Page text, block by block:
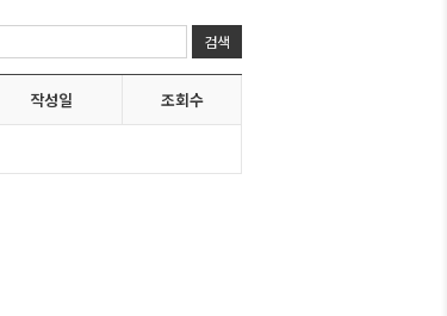
작성일 조회수